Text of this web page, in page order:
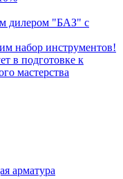
дилером "БАЗ" с
набор инструментов!
в подготовке к
мастерства
арматура